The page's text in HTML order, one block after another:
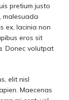
pretium justo
malesuada
ex, lacinia non
eros sit
Donec volutpat
elit nisl
Maecenas